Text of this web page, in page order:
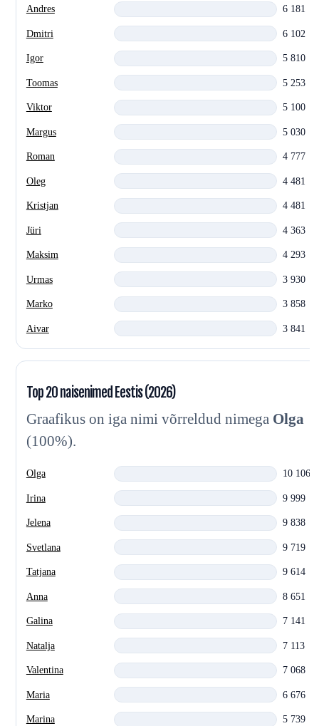
Andres 6 181
Dmitri 6 102
Igor 5 810
Toomas 5 253
Viktor 5 100
Margus 5 030
Roman 4 777
Oleg 4 481
Kristjan 4 481
Jüri 4 363
Maksim 4 293
Urmas 3 930
Marko 3 858
Aivar 3 841
Top 20 naisenimed Eestis (2026)
Graafikus on iga nimi võrreldud nimega Olga
(100%).
Olga 10 106
Irina 9 999
Jelena 9 838
Svetlana 9 719
Tatjana 9 614
Anna 8 651
Galina 7 141
Natalja 7 113
Valentina 7 068
Maria 6 676
Marina 5 739